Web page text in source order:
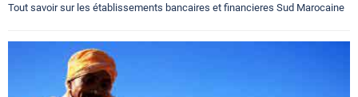
Tout savoir sur les établissements bancaires et financieres Sud Marocaine